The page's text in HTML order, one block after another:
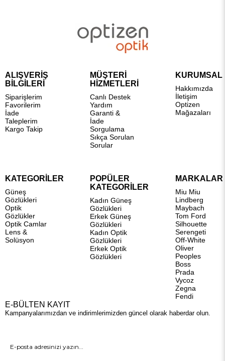
ALIŞVERİŞ
BİLGİLERİ
Siparişlerim
Favorilerim
İade
Taleplerim
Kargo Takip
MÜŞTERİ
HİZMETLERİ
Canlı Destek
Yardım
Garanti &
İade
Sorgulama
Sıkça Sorulan
Sorular
KURUMSAL
Hakkımızda
İletişim
Optizen
Mağazaları
KATEGORİLER
Güneş
Gözlükleri
Optik
Gözlükler
Optik Camlar
Lens &
Solüsyon
POPÜLER
KATEGORİLER
Kadın Güneş
Gözlükleri
Erkek Güneş
Gözlükleri
Kadın Optik
Gözlükleri
Erkek Optik
Gözlükleri
MARKALAR
Miu Miu
Lindberg
Maybach
Tom Ford
Silhouette
Serengeti
Off-White
Oliver
Peoples
Boss
Prada
Vycoz
Zegna
Fendi
E-BÜLTEN KAYIT
Kampanyalarımızdan ve indirimlerimizden güncel olarak haberdar olun.